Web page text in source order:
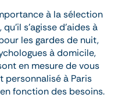
à la sélection
s’agisse d’aides à
les gardes de nuit,
à domicile,
en mesure de vous
personnalisé à Paris
fonction des besoins.